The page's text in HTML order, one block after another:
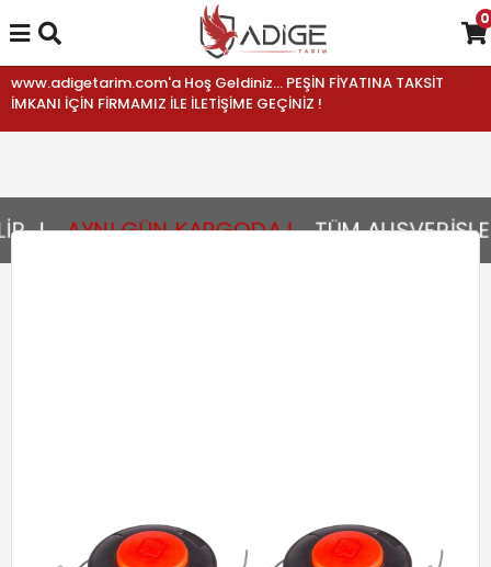
www.adigetarim.com'a Hoş Geldiniz... PEŞİN FİYATINA TAKSİT
İMKANI İÇİN FİRMAMIZ İLE İLETİŞİME GEÇİNİZ !
AYNI GÜN KARGODA ! TÜM
0